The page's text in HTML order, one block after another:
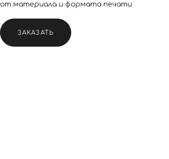
от материала и формата печати
ЗАКАЗАТЬ